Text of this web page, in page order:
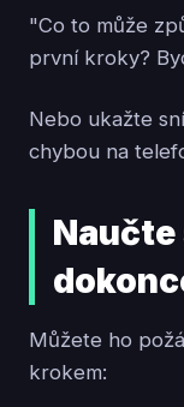
"Co to může
první kroky?
Nebo ukažte
chybou na
Naučte
Můžete ho
krokem: